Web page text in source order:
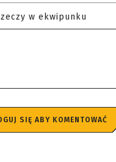
w ekwipunku
SIĘ ABY KOMENTOWAĆ